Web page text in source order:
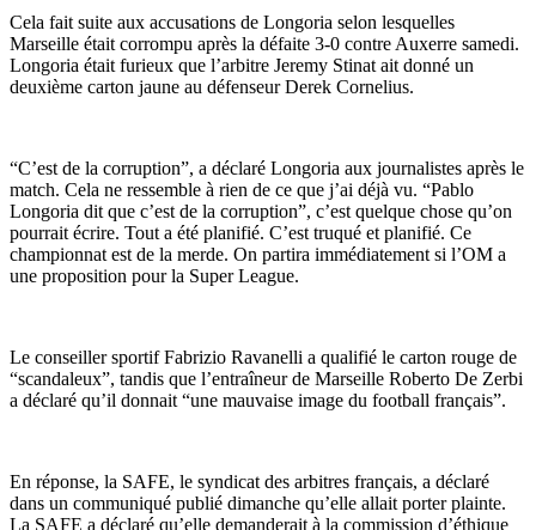
Cela fait suite aux accusations de Longoria selon lesquelles
Marseille était corrompu après la défaite 3-0 contre Auxerre samedi.
Longoria était furieux que l’arbitre Jeremy Stinat ait donné un
deuxième carton jaune au défenseur Derek Cornelius.
“C’est de la corruption”, a déclaré Longoria aux journalistes après le
match. Cela ne ressemble à rien de ce que j’ai déjà vu. “Pablo
Longoria dit que c’est de la corruption”, c’est quelque chose qu’on
pourrait écrire. Tout a été planifié. C’est truqué et planifié. Ce
championnat est de la merde. On partira immédiatement si l’OM a
une proposition pour la Super League.
Le conseiller sportif Fabrizio Ravanelli a qualifié le carton rouge de
“scandaleux”, tandis que l’entraîneur de Marseille Roberto De Zerbi
a déclaré qu’il donnait “une mauvaise image du football français”.
En réponse, la SAFE, le syndicat des arbitres français, a déclaré
dans un communiqué publié dimanche qu’elle allait porter plainte.
La SAFE a déclaré qu’elle demanderait à la commission d’éthique